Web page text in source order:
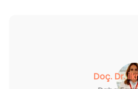
Doç. Dr.